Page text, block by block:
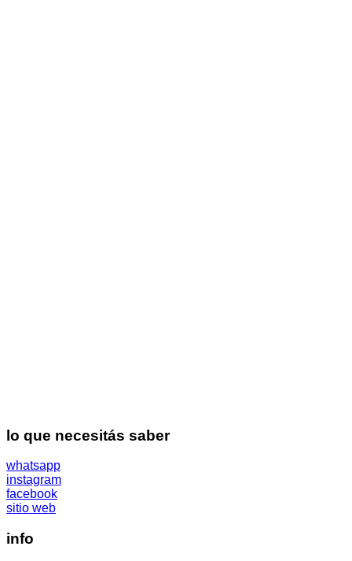
lo que necesitás saber
whatsapp
instagram
facebook
sitio web
info